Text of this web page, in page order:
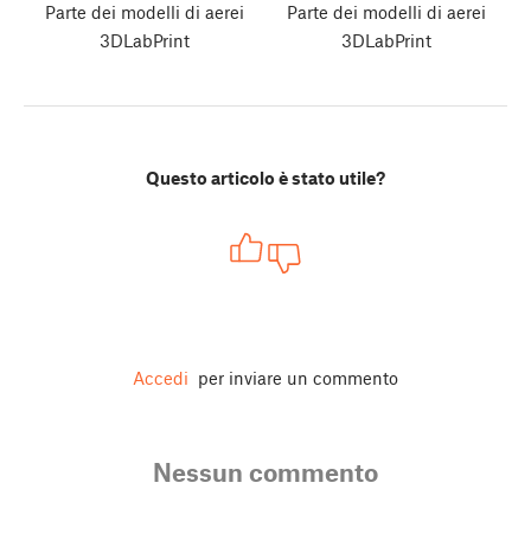
Parte dei modelli di aerei
3DLabPrint
Parte dei modelli di aerei
3DLabPrint
Questo articolo è stato utile?
Accedi per inviare un commento
Nessun commento